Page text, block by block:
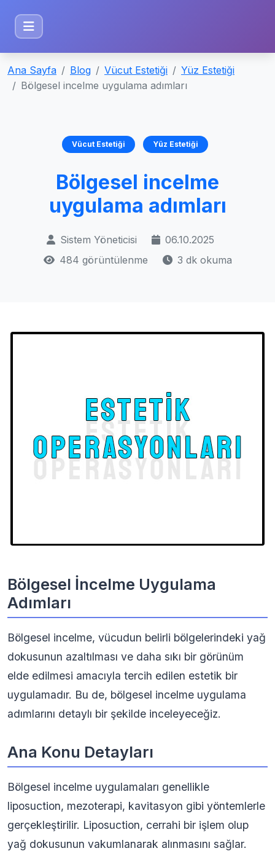
Ana Sayfa Blog Vücut Estetiği
Yüz Estetiği
Bölgesel incelme uygulama adımları
Vücut Estetiği Yüz Estetiği
Bölgesel incelme
uygulama adımları
Sistem Yöneticisi
06.10.2025
484 görüntülenme
3 dk okuma
Bölgesel İncelme Uygulama
Adımları
Bölgesel incelme, vücudun belirli bölgelerindeki yağ
dokusunun azaltılması ve daha sıkı bir görünüm
elde edilmesi amacıyla tercih edilen estetik bir
uygulamadır. Bu de, bölgesel incelme uygulama
adımlarını detaylı bir şekilde inceleyeceğiz.
Ana Konu Detayları
Bölgesel incelme uygulamaları genellikle
liposuction, mezoterapi, kavitasyon gibi yöntemlerle
gerçekleştirilir. Liposuction, cerrahi bir işlem olup
yağ dokusunun vakumlanarak alınmasını sağlar.